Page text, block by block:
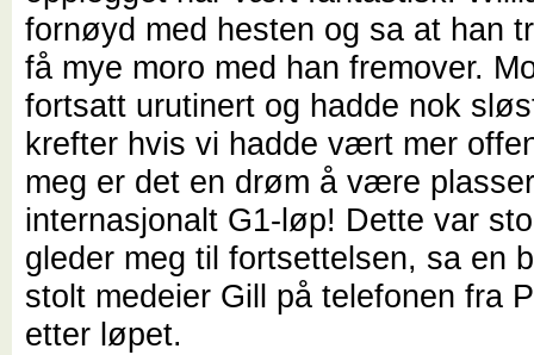
fornøyd med hesten og sa at han
få mye moro med han fremover.
fortsatt urutinert og hadde nok
krefter hvis vi hadde vært mer
meg er det en drøm å være
internasjonalt G1-løp! Dette var
gleder meg til fortsettelsen, sa en
stolt medeier Gill på telefonen fra
etter løpet.